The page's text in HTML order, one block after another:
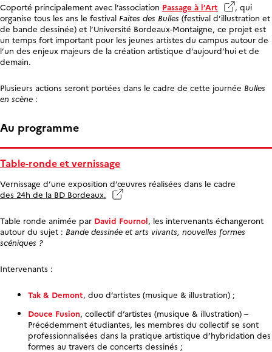
Coporté principalement avec l’association Passage à l’Art
, qui
organise tous les ans le festival Faites des Bulles (festival d’illustration et
de bande dessinée) et l’Université Bordeaux-Montaigne, ce projet est
un temps fort important pour les jeunes artistes du campus autour de
l’un des enjeux majeurs de la création artistique d’aujourd’hui et de
demain.
Plusieurs actions seront portées dans le cadre de cette journée Bulles
en scène :
Au programme
Table-ronde et vernissage
Vernissage d’une exposition d’œuvres réalisées dans le cadre
des 24h de la BD Bordeaux.
Table ronde animée par David Fournol, les intervenants échangeront
autour du sujet : Bande dessinée et arts vivants, nouvelles formes
scéniques ?
Intervenants :
Tak & Demont, duo d’artistes (musique & illustration) ;
Douce Fusion, collectif d’artistes (musique & illustration) –
Précédemment étudiantes, les membres du collectif se sont
professionnalisées dans la pratique artistique d’hybridation des
formes au travers de concerts dessinés ;